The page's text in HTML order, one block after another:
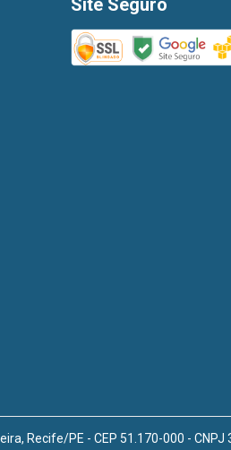
Site Seguro
Recife/PE - CEP 51.170-000 -